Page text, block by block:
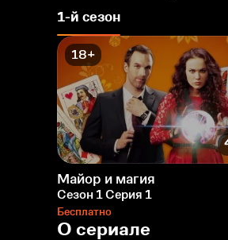
1-й сезон
18+
Майор и магия
Сезон 1 Серия 1
Бесплатно
О сериале